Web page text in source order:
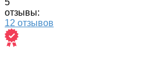
отзывы:
12 отзывов